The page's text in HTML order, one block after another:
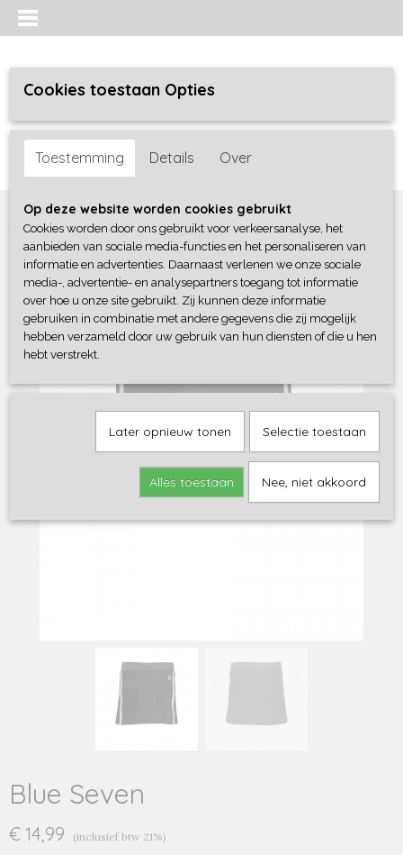
Inloggen Registreren
Home >Meisjes>jurken / rokken/ jumpsuit>Blue Seven
Blue Seven
€ 14,99 (inclusief btw 21%)
Cookies toestaan Opties
Toestemming Details Over
Op deze website worden cookies gebruikt
Cookies worden door ons gebruikt voor verkeersanalyse, het
aanbieden van sociale media-functies en het personaliseren van
informatie en advertenties. Daarnaast verlenen we onze sociale
media-, advertentie- en analysepartners toegang tot informatie
over hoe u onze site gebruikt. Zij kunnen deze informatie
gebruiken in combinatie met andere gegevens die zij mogelijk
hebben verzameld door uw gebruik van hun diensten of die u hen
hebt verstrekt.
Later opnieuw tonen Selectie toestaan
Alles toestaan Nee, niet akkoord